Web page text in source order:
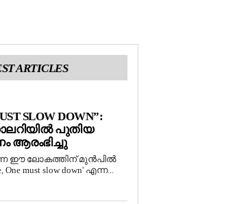
ARTICLES
SLOW DOWN”:
പുതിയ
ആരംഭിച്ചു
ഈ ലോകത്തിന് മുൻപിൽ
One must slow down' എന്ന...